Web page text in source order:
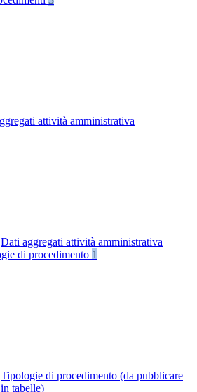
attività amministrativa
Dati aggregati attività amministrativa
di procedimento 1
Tipologie di procedimento (da pubblicare
in tabelle)